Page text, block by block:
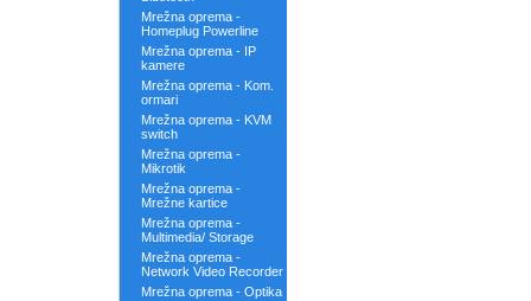
Mrežna oprema -
Homeplug Powerline
Mrežna oprema - IP
kamere
Mrežna oprema - Kom.
ormari
Mrežna oprema - KVM
switch
Mrežna oprema -
Mikrotik
Mrežna oprema -
Mrežne kartice
Mrežna oprema -
Multimedia/ Storage
Mrežna oprema -
Network Video Recorder
Mrežna oprema - Optika